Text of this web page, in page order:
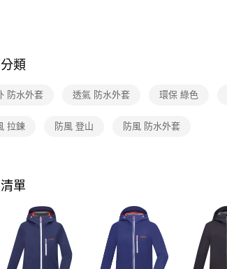
類
防水外套 透氣 防水外套 環保 綠色
拉鍊 防風 登山 防風 防水外套
單